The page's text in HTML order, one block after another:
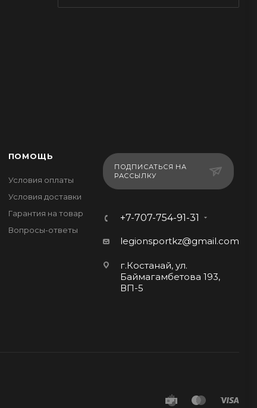
ПОМОЩЬ
Условия оплаты
Условия доставки
Гарантия на товар
Вопросы-ответы
ПОДПИСАТЬСЯ НА
РАССЫЛКУ
+7-707-754-91-31
legionsportkz@gmail.com
г.Костанай, ул.
Баймагамбетова 193,
ВП-5